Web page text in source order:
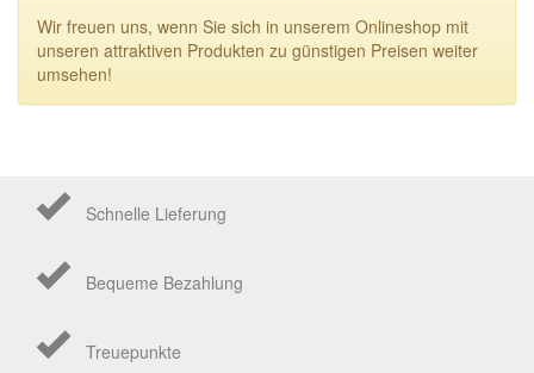
Wir freuen uns, wenn Sie sich in unserem Onlineshop mit
unseren attraktiven Produkten zu günstigen Preisen weiter
umsehen!
Schnelle Lieferung
Bequeme Bezahlung
Treuepunkte